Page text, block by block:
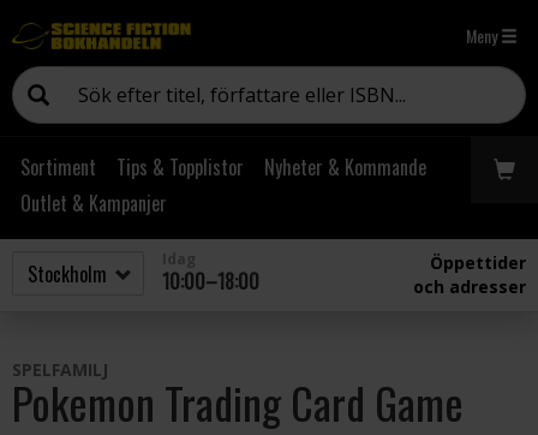
Meny
Sortiment Tips & Topplistor
Nyheter & Kommande
Outlet & Kampanjer
10:00–18:00
Öppettider
och adresser
SPELFAMILJ
Pokemon Trading Card Game